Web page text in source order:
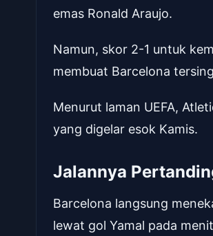
emas Ronald Araujo.
Namun, skor 2-1 untuk
membuat Barcelona
Menurut laman UEFA,
yang digelar esok Kamis.
Jalannya
Barcelona langsung
lewat gol Yamal pada